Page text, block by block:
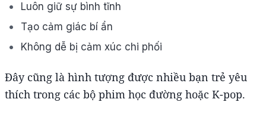
Luôn giữ sự bình tĩnh
Tạo cảm giác bí ẩn
Không dễ bị cảm xúc chi phối
Đây cũng là hình tượng được nhiều bạn trẻ yêu
thích trong các bộ phim học đường hoặc K-pop.